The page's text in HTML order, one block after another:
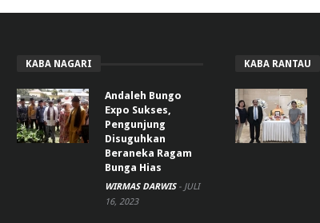
KABA NAGARI
Andaleh Bungo
Expo Sukses,
Pengunjung
Disuguhkan
Beraneka Ragam
Bunga Hias
WIRMAS DARWIS - JULI
16, 2023
KABA RANTAU